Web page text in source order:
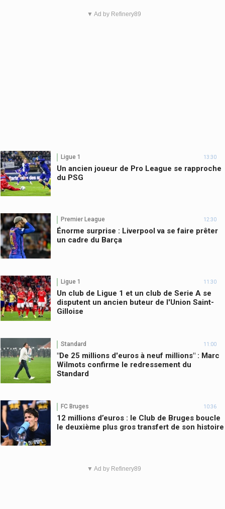
▼ Ad by Refinery89
Ligue 1 13:30
Un ancien joueur de Pro League se rapproche
du PSG
Premier League 12:30
Énorme surprise : Liverpool va se faire prêter
un cadre du Barça
Ligue 1 11:30
Un club de Ligue 1 et un club de Serie A se
disputent un ancien buteur de l'Union Saint-
Gilloise
Standard 11:00
"De 25 millions d'euros à neuf millions" : Marc
Wilmots confirme le redressement du
Standard
FC Bruges 10:36
12 millions d’euros : le Club de Bruges boucle
le deuxième plus gros transfert de son histoire
▼ Ad by Refinery89